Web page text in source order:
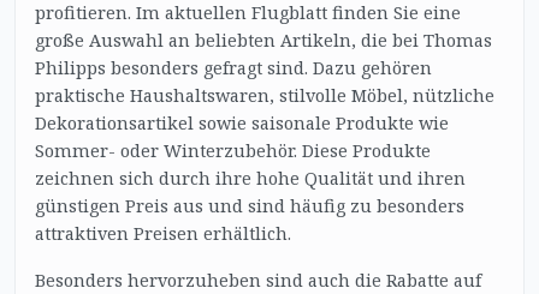
profitieren. Im aktuellen Flugblatt finden Sie eine
große Auswahl an beliebten Artikeln, die bei Thomas
Philipps besonders gefragt sind. Dazu gehören
praktische Haushaltswaren, stilvolle Möbel, nützliche
Dekorationsartikel sowie saisonale Produkte wie
Sommer- oder Winterzubehör. Diese Produkte
zeichnen sich durch ihre hohe Qualität und ihren
günstigen Preis aus und sind häufig zu besonders
attraktiven Preisen erhältlich.
Besonders hervorzuheben sind auch die Rabatte auf